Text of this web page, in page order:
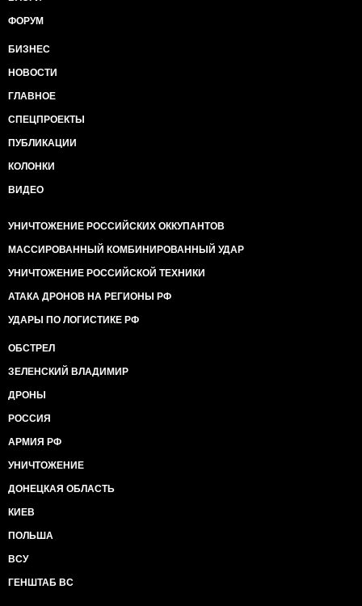
ФОРУМ
БИЗНЕС
НОВОСТИ
ГЛАВНОЕ
СПЕЦПРОЕКТЫ
ПУБЛИКАЦИИ
КОЛОНКИ
ВИДЕО
УНИЧТОЖЕНИЕ РОССИЙСКИХ ОККУПАНТОВ
МАССИРОВАННЫЙ КОМБИНИРОВАННЫЙ УДАР
УНИЧТОЖЕНИЕ РОССИЙСКОЙ ТЕХНИКИ
АТАКА ДРОНОВ НА РЕГИОНЫ РФ
УДАРЫ ПО ЛОГИСТИКЕ РФ
ОБСТРЕЛ
ЗЕЛЕНСКИЙ ВЛАДИМИР
ДРОНЫ
РОССИЯ
АРМИЯ РФ
УНИЧТОЖЕНИЕ
ДОНЕЦКАЯ ОБЛАСТЬ
КИЕВ
ПОЛЬША
ВСУ
ГЕНШТАБ ВС